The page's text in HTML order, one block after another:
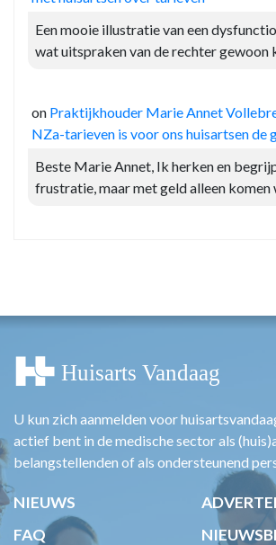
Een mooie illustratie van een
wat uitspraken van de rechter gewoon
on Praktijkhouder Marie Annet
NZa-tarieven is voor ons huisartsen de
Beste Marie Annet, Ik herken en
frustratie, maar met geld alleen komen
U kun zich aanmelden voor
actief bent in de medische sector als
belangstellenden of als ondersteunend
NIEUWS
FAQ